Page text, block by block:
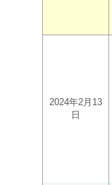
2024年2月13
日